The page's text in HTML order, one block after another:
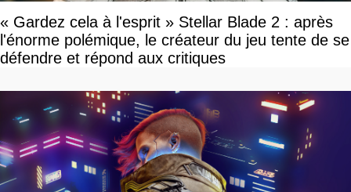
« Gardez cela à l'esprit » Stellar Blade 2 : après
l'énorme polémique, le créateur du jeu tente de se
défendre et répond aux critiques